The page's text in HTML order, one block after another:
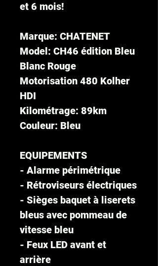
et 6 mois!
Marque: CHATENET
Model: CH46 édition Bleu
Blanc Rouge
Motorisation 480 Kolher
HDI
Kilométrage: 89km
Couleur: Bleu
EQUIPEMENTS
- Alarme périmétrique
- Rétroviseurs électriques
- Sièges baquet à liserets
bleus avec pommeau de
vitesse bleu
- Feux LED avant et
arrière